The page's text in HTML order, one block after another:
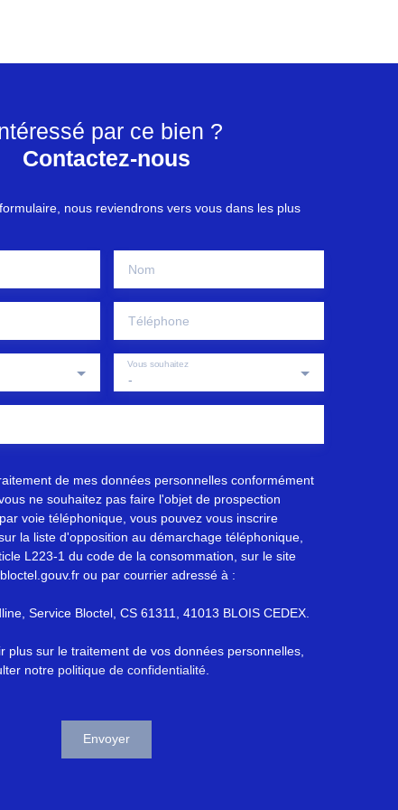
par ce bien ?
Contactez-nous
nous reviendrons vers vous dans les plus
Nom
Téléphone
-
Vous souhaitez
de mes données personnelles conformément
ne souhaitez pas faire l'objet de prospection
voie téléphonique, vous pouvez vous inscrire
la liste d'opposition au démarchage téléphonique,
L223-1 du code de la consommation, sur le site
ou par courrier adressé à :
Service Bloctel, CS 61311, 41013 BLOIS CEDEX.
plus sur le traitement de vos données personnelles,
notre politique de confidentialité
Envoyer